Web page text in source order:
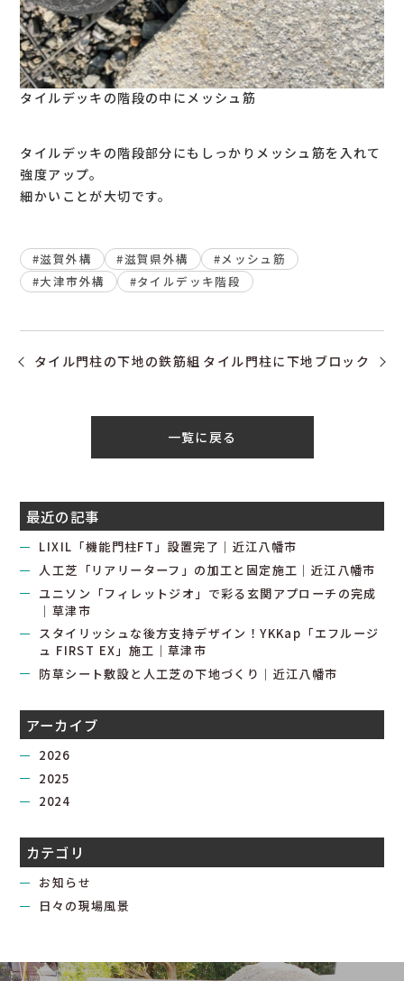
タイルデッキの階段の中にメッシュ筋
タイルデッキの階段部分にもしっかりメッシュ筋を入れて
強度アップ。
細かいことが大切です。
#滋賀外構 #滋賀県外構
#メッシュ筋
#大津市外構
#タイルデッキ階段
タイル門柱に下地ブロック
タイル門柱の下地の鉄筋組
一覧に戻る
最近の記事
LIXIL「機能門柱FT」設置完了｜近江八幡市
人工芝「リアリーターフ」の加工と固定施工｜近江八幡市
ユニソン「フィレットジオ」で彩る玄関アプローチの完成
｜草津市
スタイリッシュな後方支持デザイン！YKKap「エフルージ
ュ FIRST EX」施工｜草津市
防草シート敷設と人工芝の下地づくり｜近江八幡市
アーカイブ
2026
2025
2024
カテゴリ
お知らせ
日々の現場風景